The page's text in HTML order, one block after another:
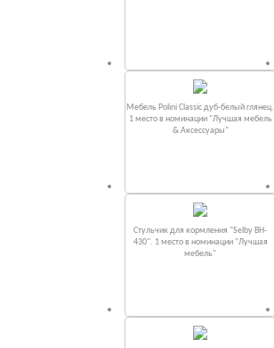
Мебель Polini Classic дуб-белый глянец.
1 место в номинации "Лучшая мебель
& Аксессуары"
Стульчик для кормления "Selby BH-
430". 1 место в номинации "Лучшая
мебель"